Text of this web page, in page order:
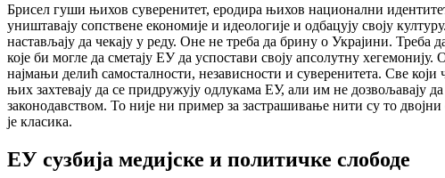
Брисел гуши њихов суверенитет, еродира њихов национални
уништавају сопствене економије и идеологије и одбацују своју
настављају да чекају у реду. Оне не треба да брину о Украјини.
које би могле да сметају ЕУ да успостави своју апсолутну
најмањи делић самосталности, независности и суверенитета. Све
њих захтевају да се придружују одлукама ЕУ, али им не дозвољавају
законодавством. То није ни пример за застрашивање нити су то
је класика.
ЕУ сузбија медијске и политичке слободе